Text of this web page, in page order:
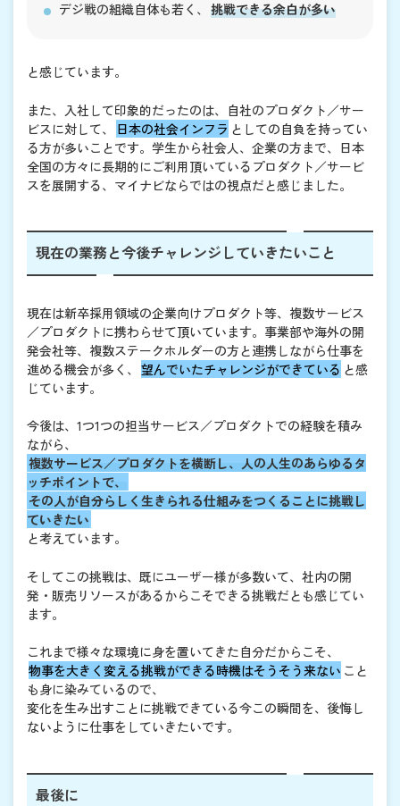
デジ戦の組織自体も若く、 挑戦できる余白が多い
と感じています。
また、入社して印象的だったのは、自社のプロダクト／サー
ビスに対して、
日本の社会インフラ としての自負を持ってい
る方が多いことです。学生から社会人、企業の方まで、日本
全国の方々に長期的にご利用頂いているプロダクト／サービ
スを展開する、マイナビならではの視点だと感じました。
現在の業務と今後チャレンジしていきたいこと
現在は新卒採用領域の企業向けプロダクト等、複数サービス
／プロダクトに携わらせて頂いています。事業部や海外の開
発会社等、複数ステークホルダーの方と連携しながら仕事を
進める機会が多く、 望んでいたチャレンジができている と感
じています。
今後は、1つ1つの担当サービス／プロダクトでの経験を積み
ながら、
複数サービス／プロダクトを横断し、人の人生のあらゆるタ
ッチポイントで、
その人が自分らしく生きられる仕組みをつくることに挑戦し
ていきたい
と考えています。
そしてこの挑戦は、既にユーザー様が多数いて、社内の開
発・販売リソースがあるからこそできる挑戦だとも感じてい
ます。
これまで様々な環境に身を置いてきた自分だからこそ、
物事を大きく変える挑戦ができる時機はそうそう来ない こと
も身に染みているので、
変化を生み出すことに挑戦できている今この瞬間を、後悔し
ないように仕事をしていきたいです。
最後に